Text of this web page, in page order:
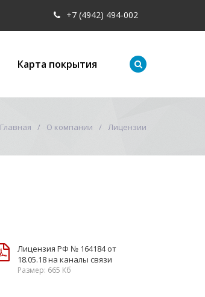
+7 (4942) 494-002
Карта покрытия
Главная О компании Лицензии
Лицензия РФ № 164184 от
18.05.18 на каналы связи
Размер: 665 Кб